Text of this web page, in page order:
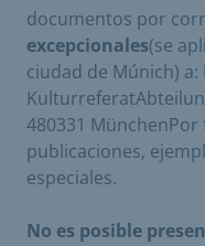
documentos por
excepcionales(se
ciudad de Múnich) a:
480331 MünchenPor
publicaciones,
especiales.
No es posible